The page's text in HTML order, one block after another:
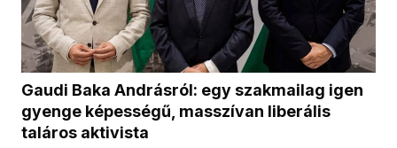
Gaudi Baka Andrásról: egy szakmailag igen
gyenge képességű, masszívan liberális
taláros aktivista